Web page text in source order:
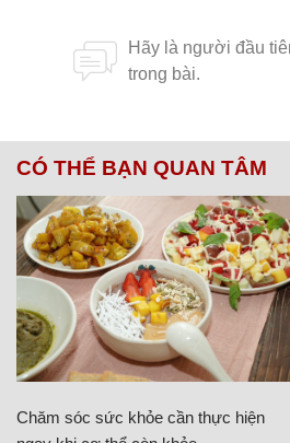
CÓ THỂ BẠN QUAN TÂM
Chăm sóc sức khỏe cần thực hiện